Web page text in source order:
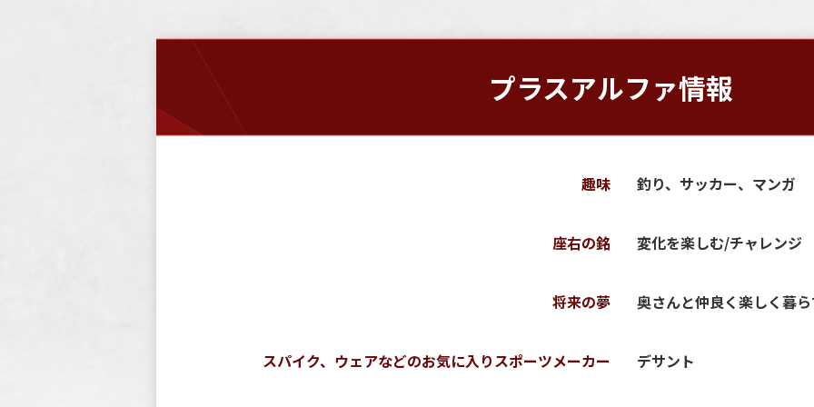
プラスアルファ情報
趣味 釣り、サッカー、マンガ
座右の銘 変化を楽しむ/チャレンジ
将来の夢 奥さんと仲良く楽しく暮
スパイク、ウェアなどのお気に入りスポーツメーカー デサント